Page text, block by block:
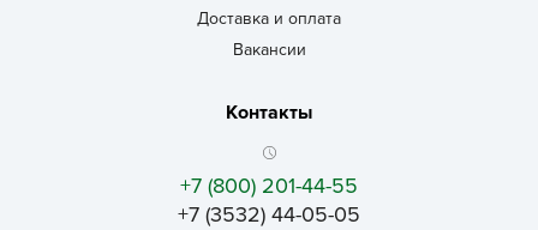
Доставка и оплата
Вакансии
Контакты
+7 (800) 201-44-55
+7 (3532) 44-05-05